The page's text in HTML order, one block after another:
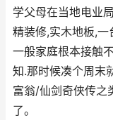
学父母在当地电业
精装修,实木地板,
一般家庭根本接触
知.那时候凑个周末
富翁/仙剑奇侠传之
了。